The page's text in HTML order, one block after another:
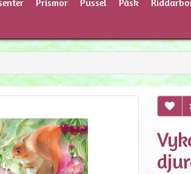
Prismor Pussel Påsk